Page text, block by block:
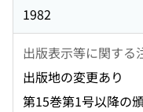
1982
出版表示等に関する
出版地の変更あり
第15巻第1号以降の